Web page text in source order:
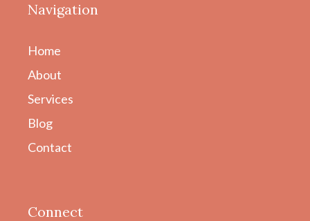
Navigation
Home
About
Services
Blog
Contact
Connect